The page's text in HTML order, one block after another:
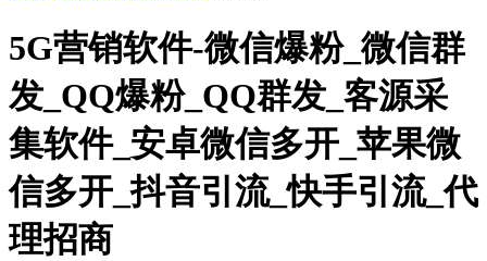
5G营销软件-微信爆粉_微信群
发_QQ爆粉_QQ群发_客源采
集软件_安卓微信多开_苹果微
信多开_抖音引流_快手引流_代
理招商